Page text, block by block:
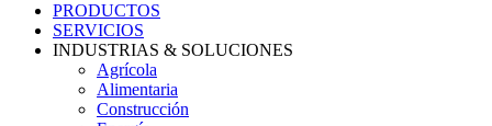
PRODUCTOS
SERVICIOS
INDUSTRIAS & SOLUCIONES
Agrícola
Alimentaria
Construcción